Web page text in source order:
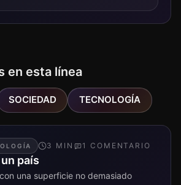
en esta línea
SOCIEDAD TECNOLOGÍA
3 MIN 1 COMENTARIO
país
una superficie no demasiado